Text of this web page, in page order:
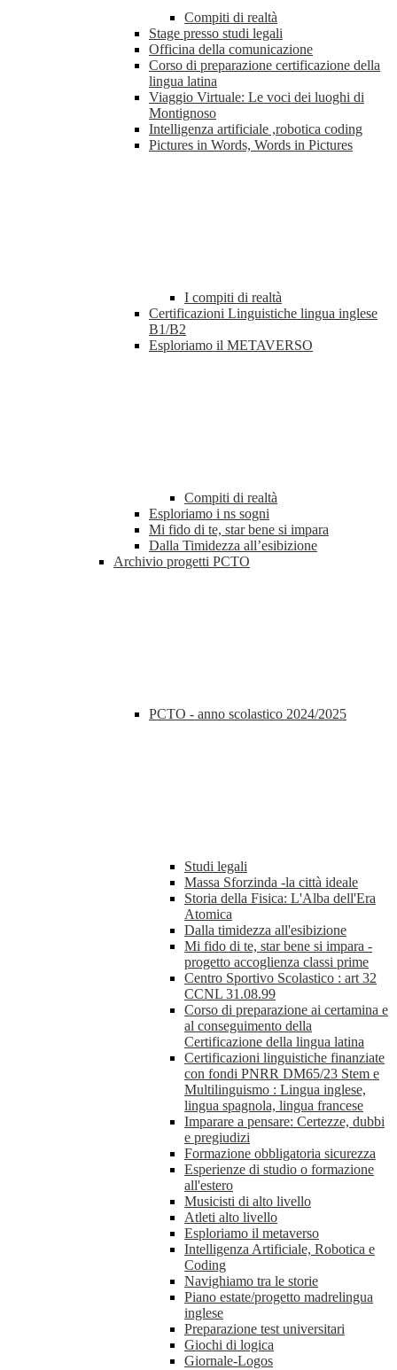
Compiti di realtà
Stage presso studi legali
Officina della comunicazione
Corso di preparazione certificazione della
lingua latina
Viaggio Virtuale: Le voci dei luoghi di
Montignoso
Intelligenza artificiale ,robotica coding
Pictures in Words, Words in Pictures
I compiti di realtà
Certificazioni Linguistiche lingua inglese
B1/B2
Esploriamo il METAVERSO
Compiti di realtà
Esploriamo i ns sogni
Mi fido di te, star bene si impara
Dalla Timidezza all’esibizione
Archivio progetti PCTO
PCTO - anno scolastico 2024/2025
Studi legali
Massa Sforzinda -la città ideale
Storia della Fisica: L'Alba dell'Era
Atomica
Dalla timidezza all'esibizione
Mi fido di te, star bene si impara -
progetto accoglienza classi prime
Centro Sportivo Scolastico : art 32
CCNL 31.08.99
Corso di preparazione ai certamina e
al conseguimento della
Certificazione della lingua latina
Certificazioni linguistiche finanziate
con fondi PNRR DM65/23 Stem e
Multilinguismo : Lingua inglese,
lingua spagnola, lingua francese
Imparare a pensare: Certezze, dubbi
e pregiudizi
Formazione obbligatoria sicurezza
Esperienze di studio o formazione
all'estero
Musicisti di alto livello
Atleti alto livello
Esploriamo il metaverso
Intelligenza Artificiale, Robotica e
Coding
Navighiamo tra le storie
Piano estate/progetto madrelingua
inglese
Preparazione test universitari
Giochi di logica
Giornale-Logos